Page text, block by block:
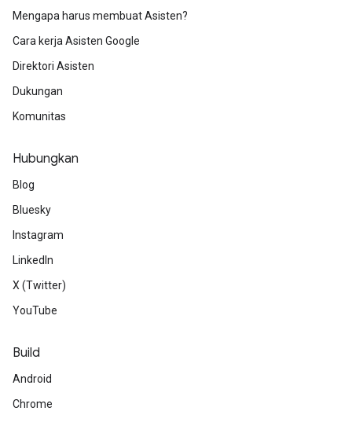
Mengapa harus membuat Asisten?
Cara kerja Asisten Google
Direktori Asisten
Dukungan
Komunitas
Hubungkan
Blog
Bluesky
Instagram
LinkedIn
X (Twitter)
YouTube
Build
Android
Chrome